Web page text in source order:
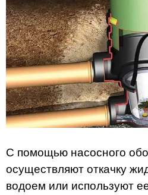
С помощью насосного
осуществляют откачку
водоем или используют